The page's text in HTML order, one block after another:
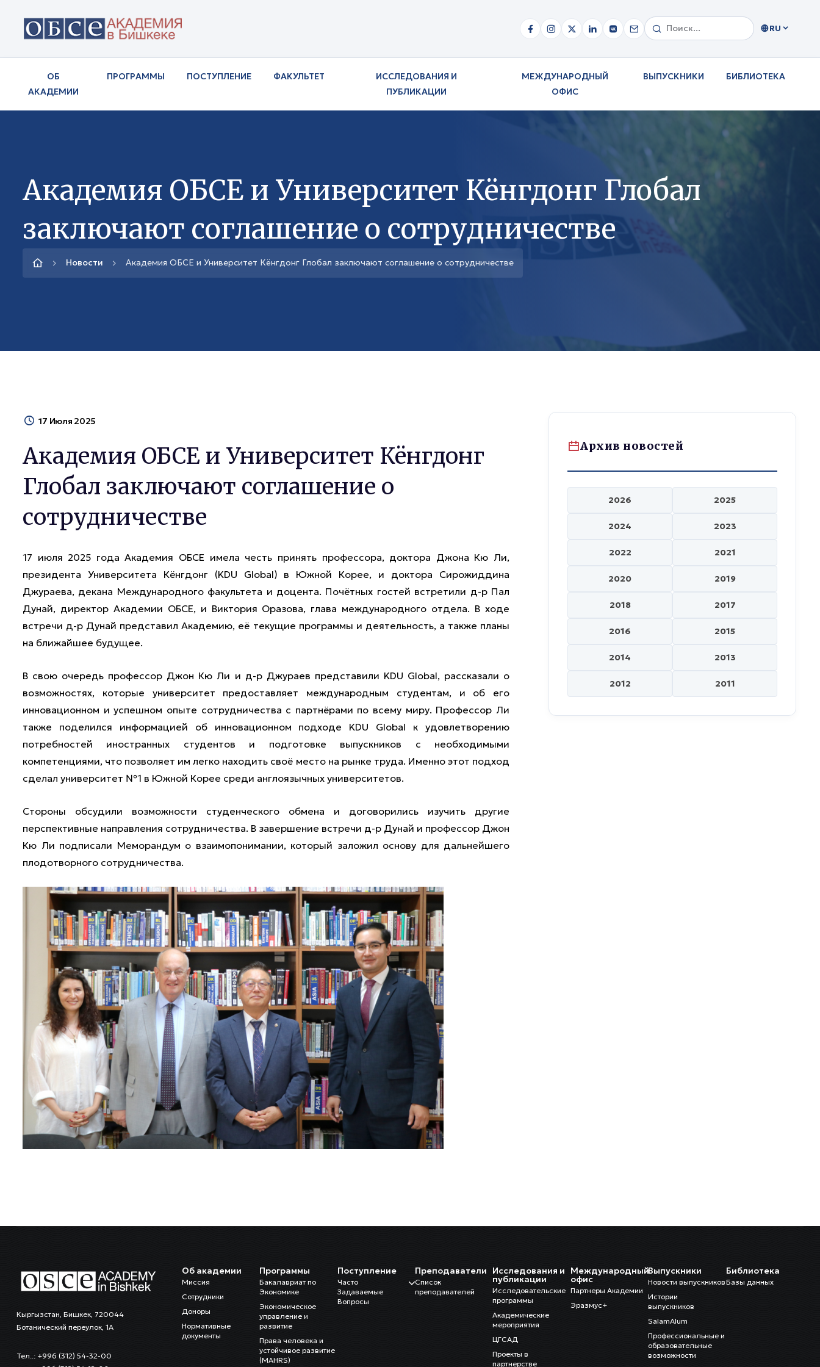
RU
ОБ
АКАДЕМИИ
ПРОГРАММЫ ПОСТУПЛЕНИЕ ФАКУЛЬТЕТ
ИССЛЕДОВАНИЯ И
ПУБЛИКАЦИИ
МЕЖДУНАРОДНЫЙ
ОФИС
ВЫПУСКНИКИ БИБЛИОТЕКА
Академия ОБСЕ и Университет Кёнгдонг Глобал
заключают соглашение о сотрудничестве
Новости Академия ОБСЕ и Университет Кёнгдонг Глобал заключают соглашение о сотрудничестве
17 Июля 2025
Академия ОБСЕ и Университет Кёнгдонг
Глобал заключают соглашение о
сотрудничестве
17 июля 2025 года Академия ОБСЕ имела честь принять профессора, доктора Джона Кю Ли,
президента Университета Кёнгдонг (KDU Global) в Южной Корее, и доктора Сирожиддина
Джураева, декана Международного факультета и доцента. Почётных гостей встретили д-р Пал
Дунай, директор Академии ОБСЕ, и Виктория Оразова, глава международного отдела. В ходе
встречи д-р Дунай представил Академию, её текущие программы и деятельность, а также планы
на ближайшее будущее.
В свою очередь профессор Джон Кю Ли и д-р Джураев представили KDU Global, рассказали о
возможностях, которые университет предоставляет международным студентам, и об его
инновационном и успешном опыте сотрудничества с партнёрами по всему миру. Профессор Ли
также поделился информацией об инновационном подходе KDU Global к удовлетворению
потребностей иностранных студентов и подготовке выпускников с необходимыми
компетенциями, что позволяет им легко находить своё место на рынке труда. Именно этот подход
сделал университет №1 в Южной Корее среди англоязычных университетов.
Стороны обсудили возможности студенческого обмена и договорились изучить другие
перспективные направления сотрудничества. В завершение встречи д-р Дунай и профессор Джон
Кю Ли подписали Меморандум о взаимопонимании, который заложил основу для дальнейшего
плодотворного сотрудничества.
Архив новостей
2026 2025
2024 2023
2022 2021
2020 2019
2018 2017
2016 2015
2014 2013
2012 2011
Кыргызстан, Бишкек, 720044
Ботанический переулок, 1А
Тел..: +996 (312) 54-32-00
Об академии
Миссия
Сотрудники
Доноры
Нормативные
документы
Программы
Бакалавриат по
Экономике
Экономическое
управление и
развитие
Права человека и
устойчивое развитие
(MAHRS)
Поступление
Часто
Задаваемые
Вопросы
Преподаватели
Список
преподавателей
Исследования и
публикации
Исследовательские
программы
Академические
мероприятия
ЦГСАД
Проекты в
партнерстве
Международный
офис
Партнеры Академии
Эразмус+
Выпускники
Новости выпускников
Истории
выпускников
SalamAlum
Профессиональные и
образовательные
возможности
Библиотека
Базы данных